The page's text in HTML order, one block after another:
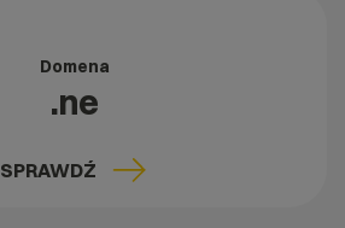
Domena
.ne
SPRAWDŹ